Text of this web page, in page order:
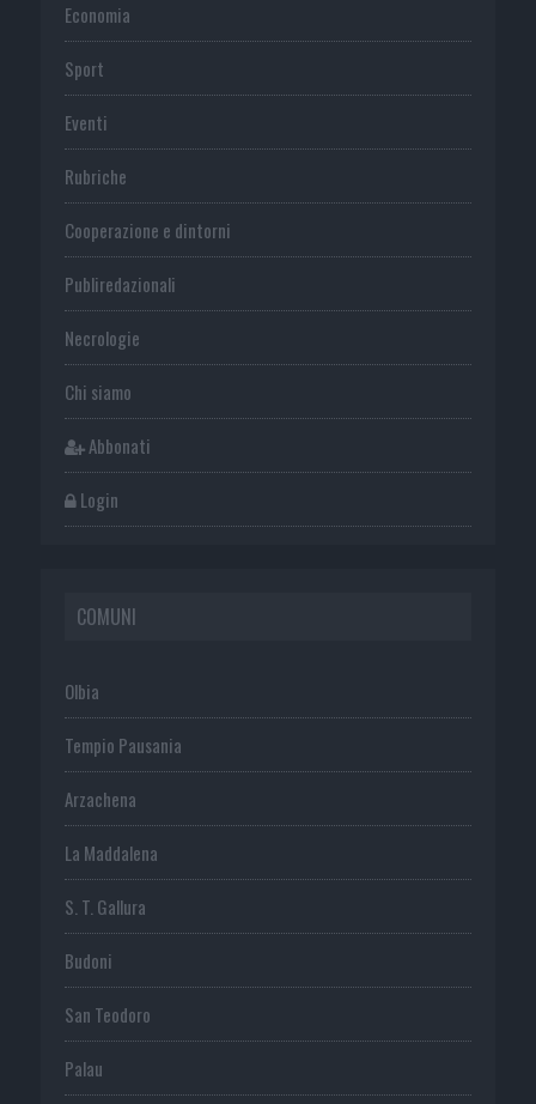
Economia
Sport
Eventi
Rubriche
Cooperazione e dintorni
Publiredazionali
Necrologie
Chi siamo
Abbonati
Login
COMUNI
Olbia
Tempio Pausania
Arzachena
La Maddalena
S. T. Gallura
Budoni
San Teodoro
Palau